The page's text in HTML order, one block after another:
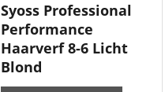
Syoss Professional
Performance
Haarverf 8-6 Licht
Blond